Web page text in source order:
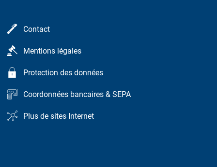
Contact
Mentions légales
Protection des données
Coordonnées bancaires & SEPA
Plus de sites Internet